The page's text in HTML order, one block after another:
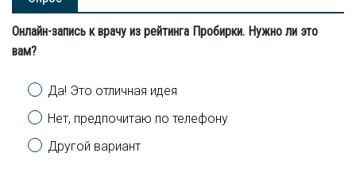
Онлайн-запись к врачу из рейтинга Пробирки. Нужно ли это
вам?
Варианты
Да! Это отличная идея
Нет, предпочитаю по телефону
Другой вариант